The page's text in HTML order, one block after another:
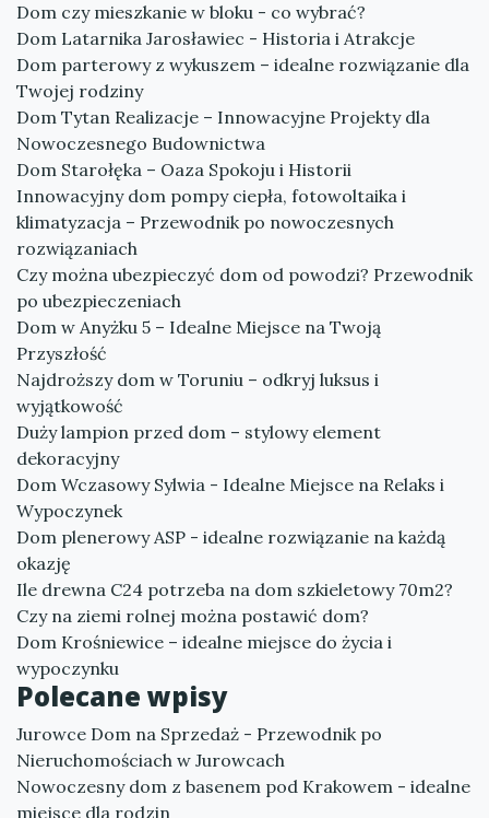
Dom czy mieszkanie w bloku - co wybrać?
Dom Latarnika Jarosławiec - Historia i Atrakcje
Dom parterowy z wykuszem – idealne rozwiązanie dla
Twojej rodziny
Dom Tytan Realizacje – Innowacyjne Projekty dla
Nowoczesnego Budownictwa
Dom Starołęka – Oaza Spokoju i Historii
Innowacyjny dom pompy ciepła, fotowoltaika i
klimatyzacja – Przewodnik po nowoczesnych
rozwiązaniach
Czy można ubezpieczyć dom od powodzi? Przewodnik
po ubezpieczeniach
Dom w Anyżku 5 – Idealne Miejsce na Twoją
Przyszłość
Najdroższy dom w Toruniu – odkryj luksus i
wyjątkowość
Duży lampion przed dom – stylowy element
dekoracyjny
Dom Wczasowy Sylwia - Idealne Miejsce na Relaks i
Wypoczynek
Dom plenerowy ASP - idealne rozwiązanie na każdą
okazję
Ile drewna C24 potrzeba na dom szkieletowy 70m2?
Czy na ziemi rolnej można postawić dom?
Dom Krośniewice – idealne miejsce do życia i
wypoczynku
Polecane wpisy
Jurowce Dom na Sprzedaż - Przewodnik po
Nieruchomościach w Jurowcach
Nowoczesny dom z basenem pod Krakowem - idealne
miejsce dla rodzin